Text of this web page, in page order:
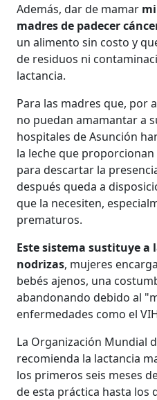
Además, dar de mamar
madres de padecer
un alimento sin costo y
de residuos ni
lactancia.
Para las madres que, por
no puedan amamantar a
hospitales de Asunción
la leche que
para descartar la
después queda a
que la necesiten,
prematuros.
Este sistema sustituye a
nodrizas, mujeres
bebés ajenos, una
abandonando debido al
enfermedades como el
La Organización Mundial
recomienda la lactancia
los primeros seis meses
de esta práctica hasta los